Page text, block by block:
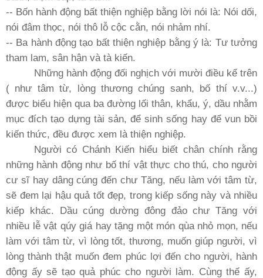
-- Bốn hành động bất thiện nghiệp bằng lời nói là: Nói dối,
nói đâm thọc, nói thô lỗ cộc cằn, nói nhảm nhí.
-- Ba hành động tạo bất thiện nghiệp bằng ý là: Tư tưởng
tham lam, sân hận và tà kiến.
Những hành động đối nghịch với mười điều kể trên
( như tâm từ, lòng thương chúng sanh, bố thí v.v...)
được biểu hiện qua ba đường lối thân, khẩu, ý, dầu nhằm
mục đích tạo dựng tài sản, để sinh sống hay để vun bồi
kiến thức, đều được xem là thiện nghiệp.
Người có Chánh Kiến hiểu biết chân chính rằng
những hành động như bố thí vật thực cho thú, cho người
cư sĩ hay dâng cúng đến chư Tăng, nếu làm với tâm từ,
sẽ đem lại hậu quả tốt đẹp, trong kiếp sống này và nhiều
kiếp khác. Dầu cúng dường đông đảo chư Tăng với
nhiều lễ vật qúy giá hay tặng một món qùa nhỏ mọn, nếu
làm với tâm từ, vì lòng tốt, thương, muốn giúp người, vì
lòng thành thật muốn đem phúc lợi đến cho người, hành
động ấy sẽ tạo quả phúc cho người làm. Cùng thế ấy,